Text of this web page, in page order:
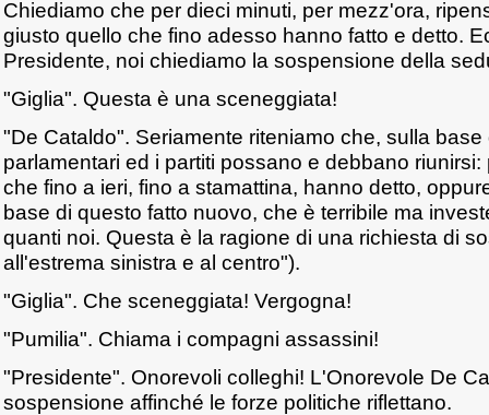
Chiediamo che per dieci minuti, per mezz'ora,
giusto quello che fino adesso hanno fatto e detto.
Presidente, noi chiediamo la sospensione della
"Giglia". Questa è una sceneggiata!
"De Cataldo". Seriamente riteniamo che, sulla
parlamentari ed i partiti possano e debbano
che fino a ieri, fino a stamattina, hanno detto,
base di questo fatto nuovo, che è terribile ma
quanti noi. Questa è la ragione di una richiesta di
all'estrema sinistra e al centro").
"Giglia". Che sceneggiata! Vergogna!
"Pumilia". Chiama i compagni assassini!
"Presidente". Onorevoli colleghi! L'Onorevole De
sospensione affinché le forze politiche riflettano.